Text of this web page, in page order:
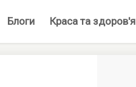
Блоги Краса та здоров'я